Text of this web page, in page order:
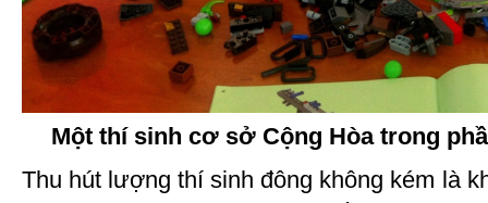
Một thí sinh cơ sở Cộng Hòa trong
Thu hút lượng thí sinh đông không kém là